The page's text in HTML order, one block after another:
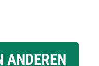
ANDEREN